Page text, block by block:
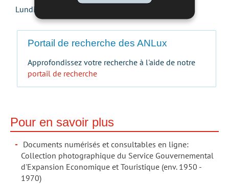
Lundi au vendredi : 8h30 - 17h30
Portail de recherche des ANLux
Approfondissez votre recherche à l'aide de notre
portail de recherche
Pour en savoir plus
Documents numérisés et consultables en ligne:
Collection photographique du Service Gouvernemental
d'Expansion Economique et Touristique (env. 1950 -
1970)